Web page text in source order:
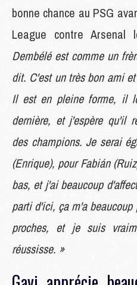
bonne chance au PSG
League contre
Dembélé est comme un
dit. C'est un très bon ami
Il est en pleine forme, il
dernière, et j'espère qu'il
des champions. Je serai
(Enrique), pour Fabián
bas, et j'ai beaucoup
parti d'ici, ça m'a
proches, et je suis
réussisse. »